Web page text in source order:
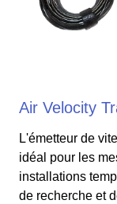
Air Velocity
L'émetteur de
idéal pour les
installations
de recherche et